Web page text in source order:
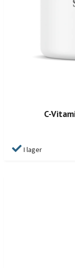
C-
I lager